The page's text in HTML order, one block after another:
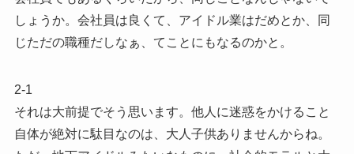
しょうか。会社員は良くて、アイドル業はだめとか、同
じただの職種だしなぁ、てことにもなるのかと。
2-1
それは大前提でそう思います。他人に迷惑をかけること
自体が絶対に駄目なのは、大人子供ありませんからね。